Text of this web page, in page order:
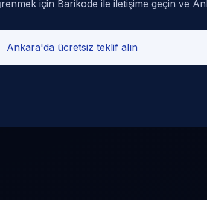
için Barikode ile iletişime geçin ve
Ankara'da ücretsiz teklif alın